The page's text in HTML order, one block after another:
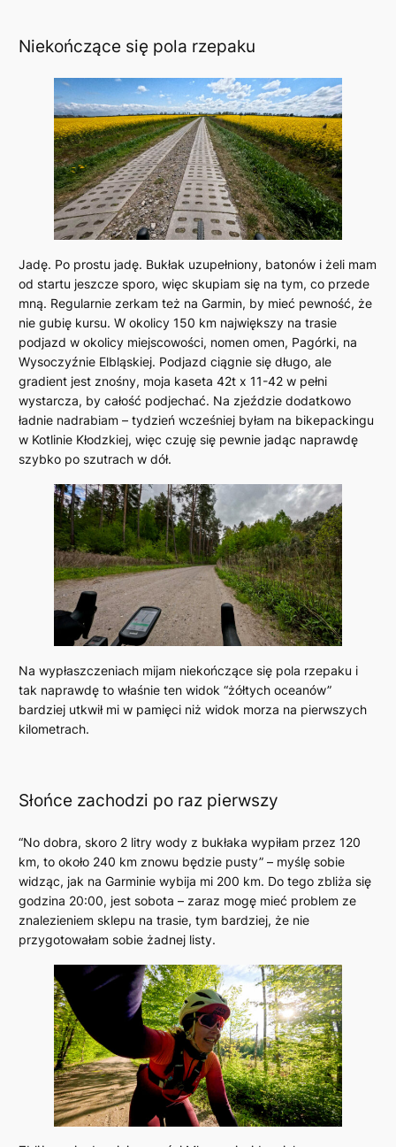
Niekończące się pola rzepaku
Jadę. Po prostu jadę. Bukłak uzupełniony, batonów i żeli mam
od startu jeszcze sporo, więc skupiam się na tym, co przede
mną. Regularnie zerkam też na Garmin, by mieć pewność, że
nie gubię kursu. W okolicy 150 km największy na trasie
podjazd w okolicy miejscowości, nomen omen, Pagórki, na
Wysoczyźnie Elbląskiej. Podjazd ciągnie się długo, ale
gradient jest znośny, moja kaseta 42t x 11-42 w pełni
wystarcza, by całość podjechać. Na zjeździe dodatkowo
ładnie nadrabiam – tydzień wcześniej byłam na bikepackingu
w Kotlinie Kłodzkiej, więc czuję się pewnie jadąc naprawdę
szybko po szutrach w dół.
Na wypłaszczeniach mijam niekończące się pola rzepaku i
tak naprawdę to właśnie ten widok “żółtych oceanów”
bardziej utkwił mi w pamięci niż widok morza na pierwszych
kilometrach.
Słońce zachodzi po raz pierwszy
“No dobra, skoro 2 litry wody z bukłaka wypiłam przez 120
km, to około 240 km znowu będzie pusty” – myślę sobie
widząc, jak na Garminie wybija mi 200 km. Do tego zbliża się
godzina 20:00, jest sobota – zaraz mogę mieć problem ze
znalezieniem sklepu na trasie, tym bardziej, że nie
przygotowałam sobie żadnej listy.